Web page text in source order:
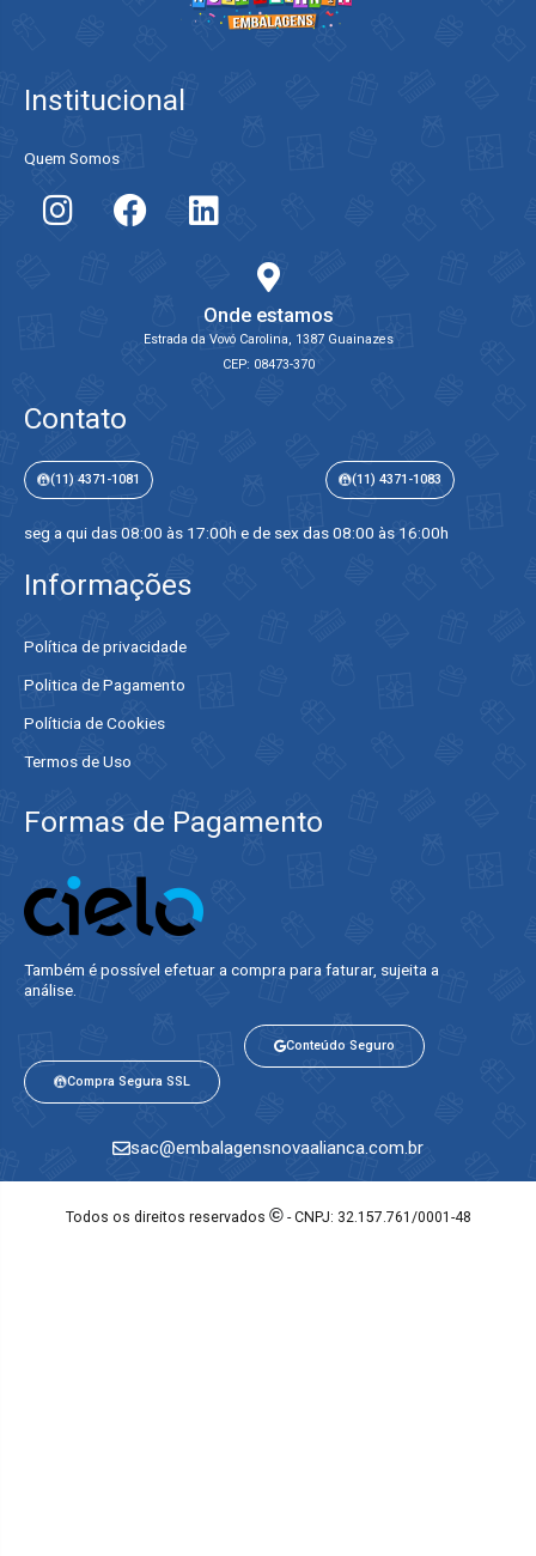
Institucional
Quem Somos
Onde estamos
Estrada da Vovó Carolina, 1387 Guainazes
CEP: 08473-370
Contato
(11) 4371-1081 (11) 4371-1083
seg a qui das 08:00 às 17:00h e de sex das 08:00 às 16:00h
Informações
Política de privacidade
Politica de Pagamento
Políticia de Cookies
Termos de Uso
Formas de Pagamento
Também é possível efetuar a compra para faturar, sujeita a
análise.​
Compra Segura SSL
Conteúdo Seguro
sac@embalagensnovaalianca.com.br
Todos os direitos reservados ©- CNPJ: 32.157.761/0001-48